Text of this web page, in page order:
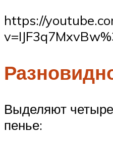
https://
Выделяют
пенье: